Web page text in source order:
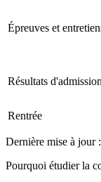
Épreuves et
Résultats d'admission
Rentrée
Dernière mise à jour
Pourquoi étudier la